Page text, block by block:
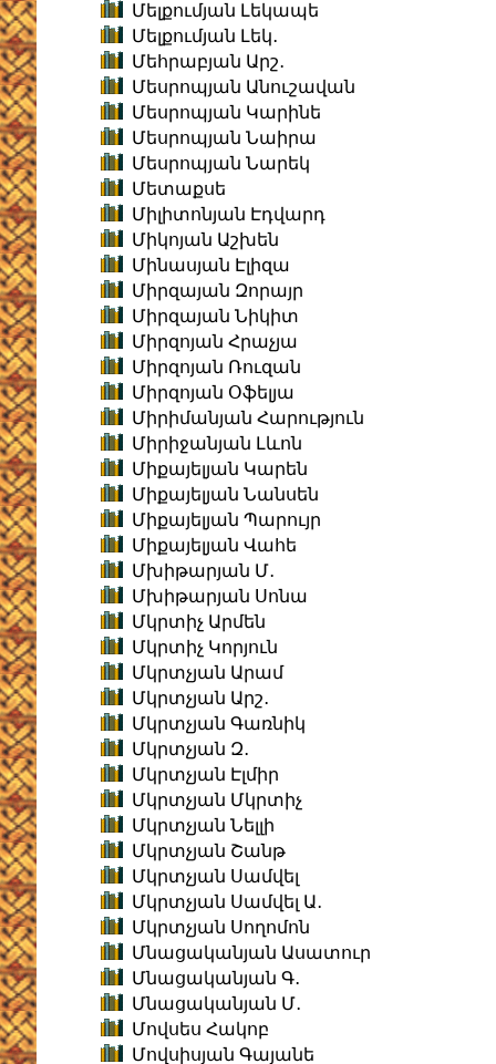
Մելքումյան Լեկապե
Մելքումյան Լեկ․
Մեհրաբյան Արշ․
Մեսրոպյան Անուշավան
Մեսրոպյան Կարինե
Մեսրոպյան Նաիրա
Մեսրոպյան Նարեկ
Մետաքսե
Միլիտոնյան Էդվարդ
Միկոյան Աշխեն
Մինասյան Էլիզա
Միրզայան Զորայր
Միրզայան Նիկիտ
Միրզոյան Հրաչյա
Միրզոյան Ռուզան
Միրզոյան Օֆելյա
Միրիմանյան Հարություն
Միրիջանյան Լևոն
Միքայելյան Կարեն
Միքայելյան Նանսեն
Միքայելյան Պարույր
Միքայելյան Վահե
Մխիթարյան Մ․
Մխիթարյան Սոնա
Մկրտիչ Արմեն
Մկրտիչ Կորյուն
Մկրտչյան Արամ
Մկրտչյան Արշ․
Մկրտչյան Գառնիկ
Մկրտչյան Զ․
Մկրտչյան Էլմիր
Մկրտչյան Մկրտիչ
Մկրտչյան Նելլի
Մկրտչյան Շանթ
Մկրտչյան Սամվել
Մկրտչյան Սամվել Ա․
Մկրտչյան Սողոմոն
Մնացականյան Ասատուր
Մնացականյան Գ․
Մնացականյան Մ․
Մովսես Հակոբ
Մովսիսյան Գայանե